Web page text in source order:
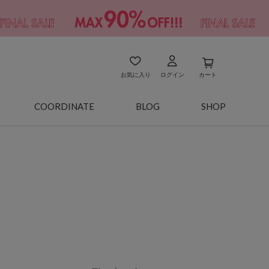
お気に入り ログイン カート
COORDINATE BLOG SHOP